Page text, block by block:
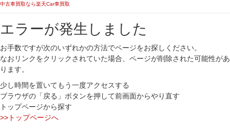
中古車買取なら楽天Car車買取
エラーが発生しました
お手数ですが次のいずれかの方法でページをお探しください。
なおリンクをクリックされていた場合、ページが削除された可能性があ
ります。
少し時間を置いてもう一度アクセスする
ブラウザの「戻る」ボタンを押して前画面からやり直す
トップページから探す
>>トップページへ